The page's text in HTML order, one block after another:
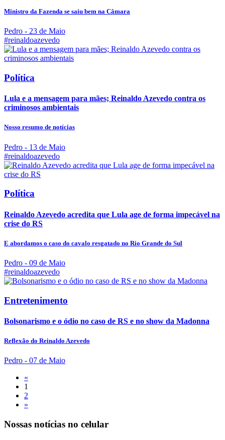
Ministro da Fazenda se saiu bem na Câmara
Pedro - 23 de Maio
#reinaldoazevedo
Política
Lula e a mensagem para mães; Reinaldo Azevedo contra os
criminosos ambientais
Nosso resumo de notícias
Pedro - 13 de Maio
#reinaldoazevedo
Política
Reinaldo Azevedo acredita que Lula age de forma impecável na
crise do RS
E abordamos o caso do cavalo resgatado no Rio Grande do Sul
Pedro - 09 de Maio
#reinaldoazevedo
Entretenimento
Bolsonarismo e o ódio no caso de RS e no show da Madonna
Reflexão do Reinaldo Azevedo
Pedro - 07 de Maio
«
1
2
»
Nossas notícias no celular